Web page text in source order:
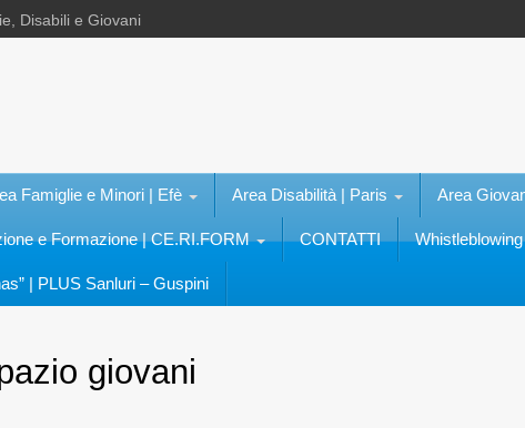
Disabili e Giovani
Famiglie e Minori | Efè Area Disabilità | Paris Area
e Formazione | CE.RI.FORM CONTATTI Whistleblowing
| PLUS Sanluri – Guspini
giovani